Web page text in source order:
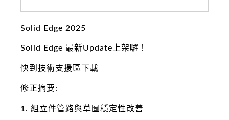
Solid Edge 2025
Solid Edge 最新Update上架囉！
快到技術支援區下載
修正摘要:
1. 組立件管路與草圖穩定性改善